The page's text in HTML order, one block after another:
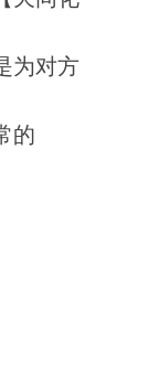
为对方
的